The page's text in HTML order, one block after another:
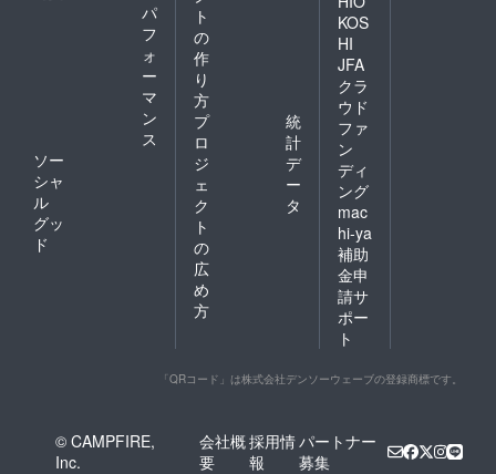
パ
フ
ォ
ー
マ
ン
ス
ソー
シャ
ル
グッ
ド
ト
の
作
り
方
プ
ロ
ジ
ェ
ク
ト
の
広
め
方
統
計
デ
ー
タ
KOS
HI
JFA
クラ
ウド
ファ
ン
ディ
ング
mac
hi-ya
補助
金申
請サ
ポー
ト
「QRコード」は株式会社デンソーウェーブの登録商標です。
© CAMPFIRE,
Inc.
会社概
要
採用情
報
パートナー
募集